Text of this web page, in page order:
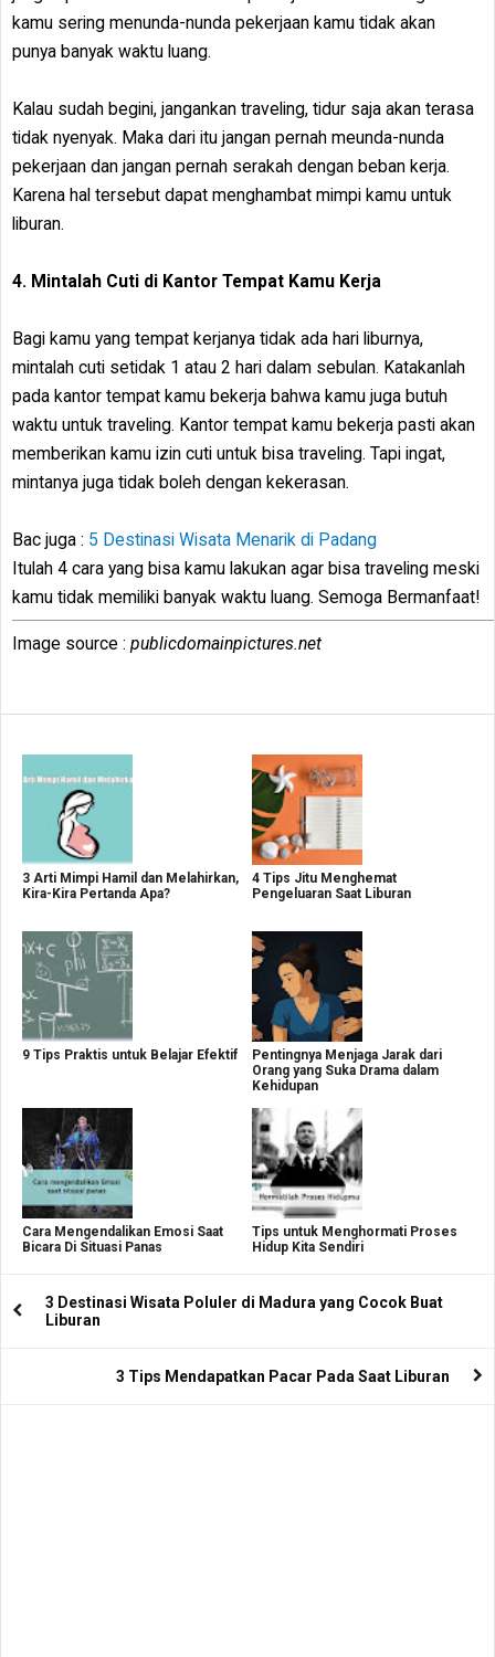
kamu sering menunda-nunda pekerjaan kamu tidak akan
punya banyak waktu luang.
Kalau sudah begini, jangankan traveling, tidur saja akan terasa
tidak nyenyak. Maka dari itu jangan pernah meunda-nunda
pekerjaan dan jangan pernah serakah dengan beban kerja.
Karena hal tersebut dapat menghambat mimpi kamu untuk
liburan.
4. Mintalah Cuti di Kantor Tempat Kamu Kerja
Bagi kamu yang tempat kerjanya tidak ada hari liburnya,
mintalah cuti setidak 1 atau 2 hari dalam sebulan. Katakanlah
pada kantor tempat kamu bekerja bahwa kamu juga butuh
waktu untuk traveling. Kantor tempat kamu bekerja pasti akan
memberikan kamu izin cuti untuk bisa traveling. Tapi ingat,
mintanya juga tidak boleh dengan kekerasan.
Bac juga : 5 Destinasi Wisata Menarik di Padang
Itulah 4 cara yang bisa kamu lakukan agar bisa traveling meski
kamu tidak memiliki banyak waktu luang. Semoga Bermanfaat!
Image source : publicdomainpictures.net
3 Arti Mimpi Hamil dan Melahirkan,
Kira-Kira Pertanda Apa?
4 Tips Jitu Menghemat
Pengeluaran Saat Liburan
9 Tips Praktis untuk Belajar Efektif
Pentingnya Menjaga Jarak dari
Orang yang Suka Drama dalam
Kehidupan
Cara Mengendalikan Emosi Saat
Bicara Di Situasi Panas
Tips untuk Menghormati Proses
Hidup Kita Sendiri
3 Destinasi Wisata Poluler di Madura yang Cocok Buat
Liburan
3 Tips Mendapatkan Pacar Pada Saat Liburan